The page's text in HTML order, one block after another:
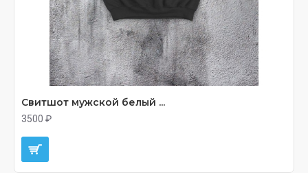
Свитшот мужской белый ...
3500 ₽